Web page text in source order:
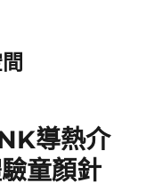
導熱介
童顏針